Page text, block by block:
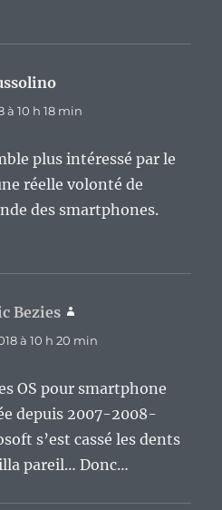
à 10 h 18 min
plus intéressé par le
réelle volonté de
des smartphones.
Bezies
à 10 h 20 min
OS pour smartphone
depuis 2007-2008-
s’est cassé les dents
pareil… Donc…